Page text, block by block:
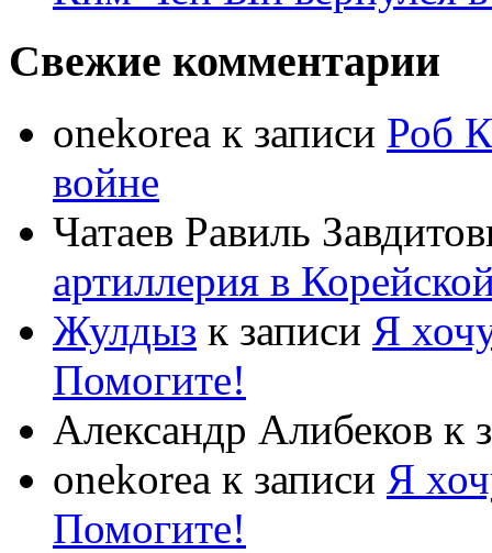
Свежие комментарии
onekorea к записи Роб
войне
Чатаев Равиль
артиллерия в
Жулдыз к записи Я
Помогите!
Александр Алибеков к
onekorea к записи Я
Помогите!